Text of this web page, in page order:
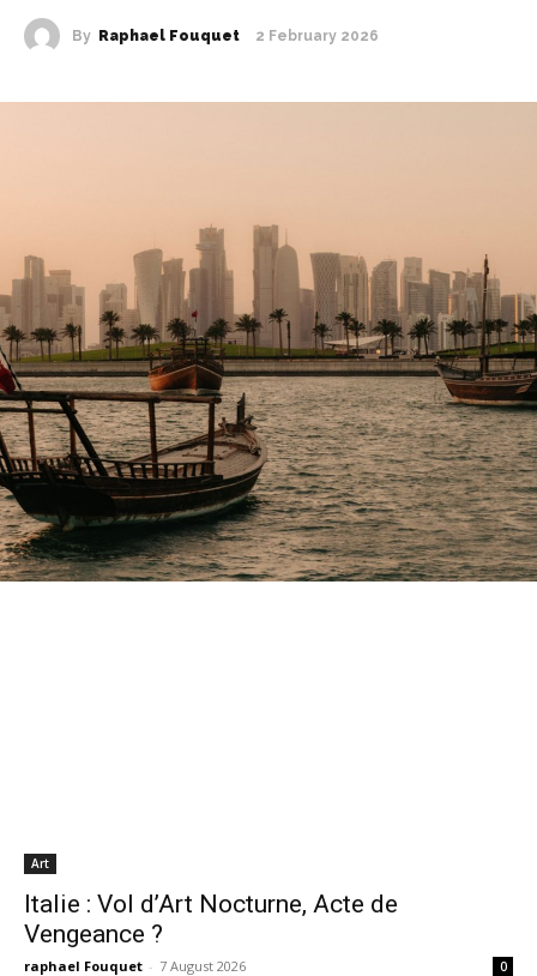
By Raphael Fouquet 2 February 2026
Art
Italie : Vol d’Art Nocturne, Acte de
Vengeance ?
raphael Fouquet - 7 August 2026 0